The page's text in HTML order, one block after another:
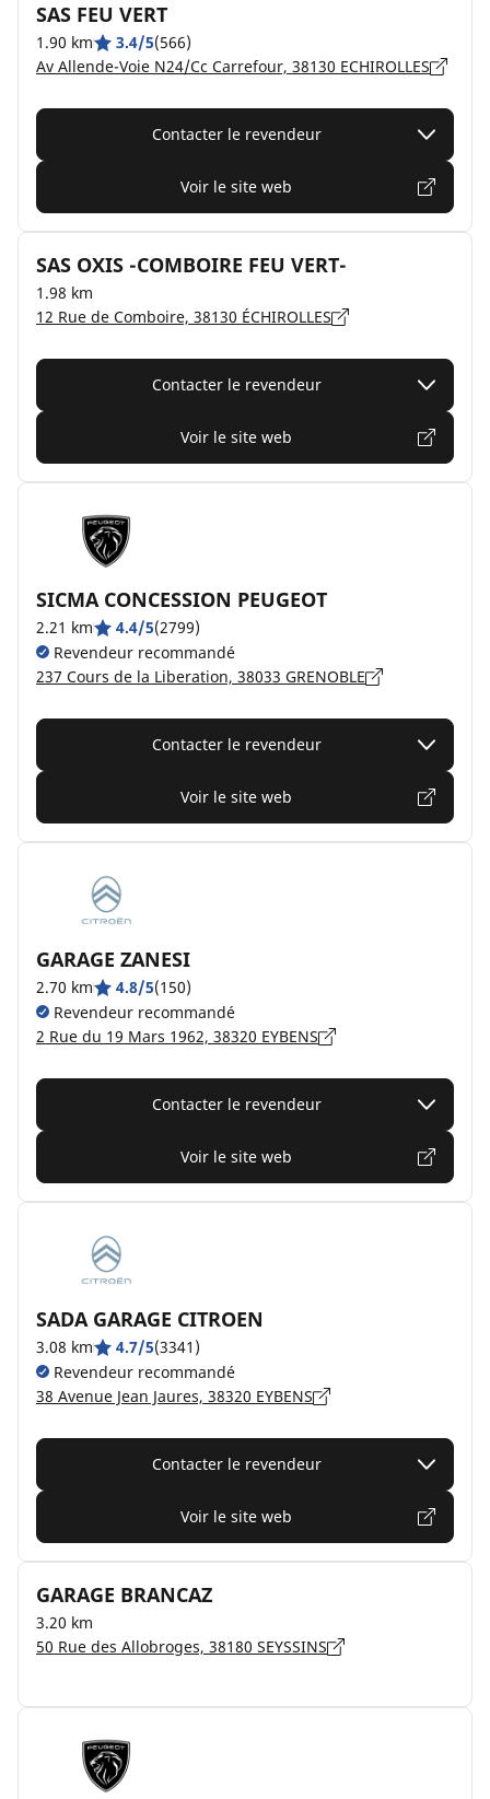
SAS FEU VERT
1.90 km 3.4/5(566)
Av Allende-Voie N24/Cc Carrefour, 38130 ECHIROLLES
Contacter le revendeur
Voir le site web
SAS OXIS -COMBOIRE FEU VERT-
1.98 km
12 Rue de Comboire, 38130 ÉCHIROLLES
Contacter le revendeur
Voir le site web
SICMA CONCESSION PEUGEOT
2.21 km 4.4/5(2799)
Revendeur recommandé
237 Cours de la Liberation, 38033 GRENOBLE
Contacter le revendeur
Voir le site web
GARAGE ZANESI
2.70 km 4.8/5(150)
Revendeur recommandé
2 Rue du 19 Mars 1962, 38320 EYBENS
Contacter le revendeur
Voir le site web
SADA GARAGE CITROEN
3.08 km 4.7/5(3341)
Revendeur recommandé
38 Avenue Jean Jaures, 38320 EYBENS
Contacter le revendeur
Voir le site web
GARAGE BRANCAZ
3.20 km
50 Rue des Allobroges, 38180 SEYSSINS